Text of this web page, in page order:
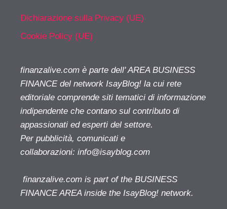
Dichiarazione sulla Privacy (UE)
Cookie Policy (UE)
finanzalive.com è parte dell' AREA BUSINESS
FINANCE del network IsayBlog! la cui rete
editoriale comprende siti tematici di informazione
indipendente che contano sul contributo di
appassionati ed esperti del settore.
Per pubblicità, comunicati e
collaborazioni: info@isayblog.com
finanzalive.com is part of the BUSINESS
FINANCE AREA inside the IsayBlog! network.